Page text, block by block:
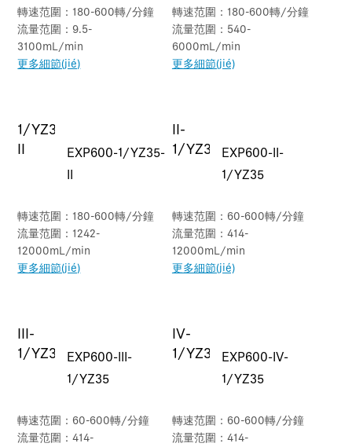
轉速范圍：180-600轉/分鐘
流量范圍：9.5-
3100mL/min
更多細節(jié)
轉速范圍：180-600轉/分鐘
流量范圍：540-
6000mL/min
更多細節(jié)
EXP600-1/YZ35-
轉速范圍：180-600轉/分鐘
流量范圍：1242-
12000mL/min
更多細節(jié)
EXP600-II-
1/YZ35
轉速范圍：60-600轉/分鐘
流量范圍：414-
12000mL/min
更多細節(jié)
EXP600-III-
1/YZ35
轉速范圍：60-600轉/分鐘
流量范圍：414-
EXP600-IV-
1/YZ35
轉速范圍：60-600轉/分鐘
流量范圍：414-